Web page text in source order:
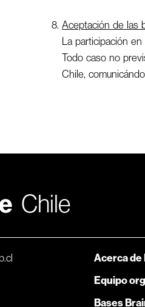
Aceptación de las
La participación
Todo caso no
Chile,
Chile
Acerca de
Equipo
Bases